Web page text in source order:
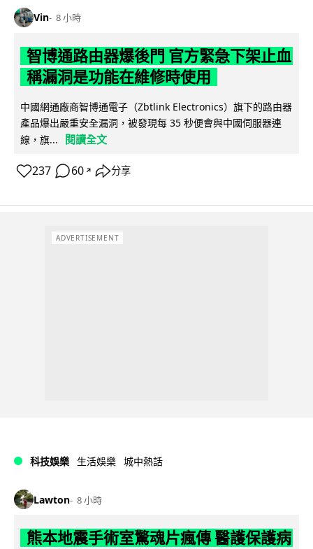
Vin 8 小時
智博通路由器爆後門 官方緊急下架止血
稱漏洞是功能在維修時使用
中國網通廠商智博通電子（Zbtlink Electronics）旗下的路由器
產品爆出嚴重安全漏洞，被發現每 35 秒便會與中國伺服器連
線，旗...
閱讀全文
237 60 ↗ 分享
ADVERTISEMENT
科技娛樂 生活娛樂 城中熱話
Lawton 8 小時
熊本地震手術室驚魂片瘋傳 醫護保護病